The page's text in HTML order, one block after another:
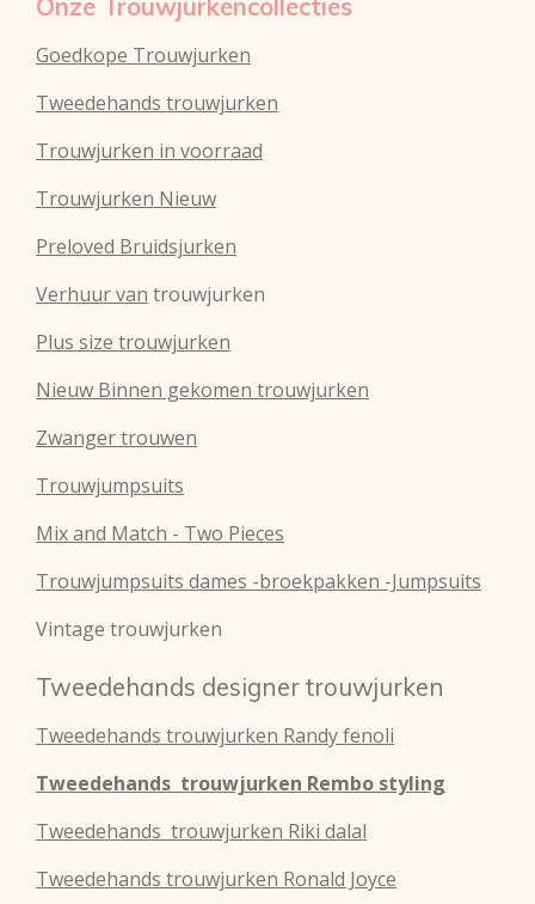
Goedkope Trouwjurken
Tweedehands trouwjurken
Trouwjurken in voorraad
Trouwjurken Nieuw
Preloved Bruidsjurken
Verhuur van trouwjurken
Plus size trouwjurken
Nieuw Binnen gekomen trouwjurken
Zwanger trouwen
Trouwjumpsuits
Mix and Match - Two Pieces
Trouwjumpsuits dames -broekpakken -Jumpsuits
Vintage trouwjurken
Tweedehands designer trouwjurken
Tweedehands trouwjurken Randy fenoli
Tweedehands trouwjurken Rembo styling
Tweedehands trouwjurken Riki dalal
Tweedehands trouwjurken Ronald Joyce